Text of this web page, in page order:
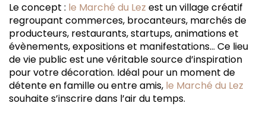
Le concept : le Marché du Lez est un village créatif
regroupant commerces, brocanteurs, marchés de
producteurs, restaurants, startups, animations et
évènements, expositions et manifestations… Ce lieu
de vie public est une véritable source d’inspiration
pour votre décoration. Idéal pour un moment de
détente en famille ou entre amis, le Marché du Lez
souhaite s’inscrire dans l’air du temps.